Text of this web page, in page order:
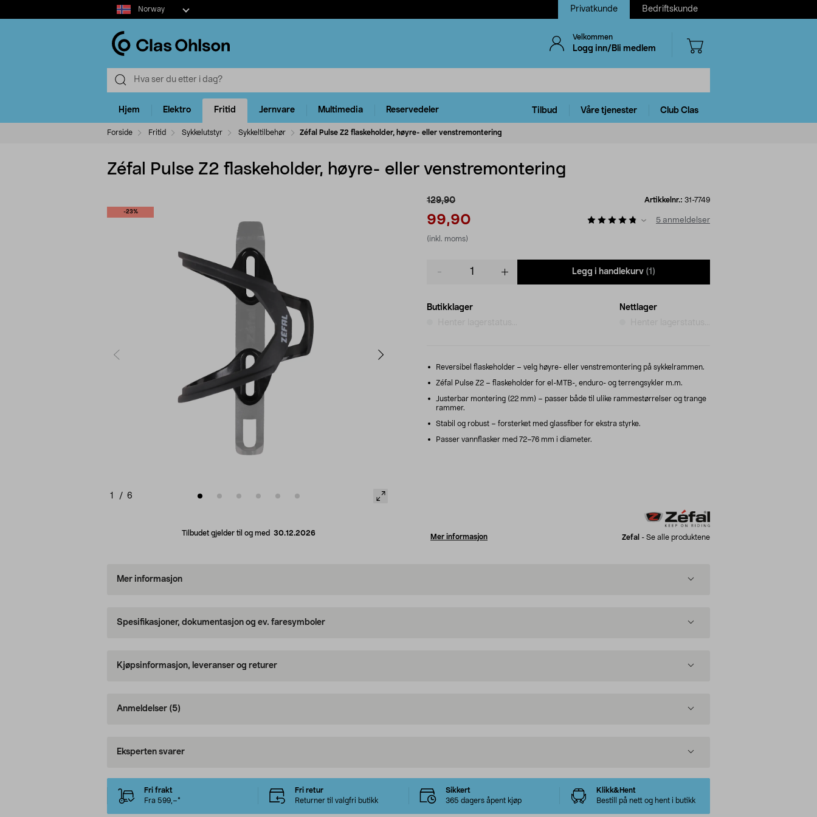
Select
market
Norway Privatkunde Bedriftskunde
Velkommen
Logg inn/Bli medlem
Hjem Elektro Fritid Jernvare Multimedia Reservedeler Tilbud Våre tjenester Club Clas
Forside Fritid Sykkelutstyr Sykkeltilbehør Zéfal Pulse Z2 flaskeholder, høyre- eller venstremontering
Zéfal Pulse Z2 flaskeholder, høyre- eller venstremontering
-23%
1 / 6
Tilbudet gjelder til og med 30.12.2026
129,90
99,90
(inkl. moms)
Artikkelnr.: 31-7749
5 anmeldelser
Legg i handlekurv (1)
Butikklager
Nettlager
Reversibel flaskeholder – velg høyre- eller venstremontering på sykkelrammen.
Zéfal Pulse Z2 – flaskeholder for el-MTB-, enduro- og terrengsykler m.m.
Justerbar montering (22 mm) – passer både til ulike rammestørrelser og trange
rammer.
Stabil og robust – forsterket med glassfiber for ekstra styrke.
Passer vannflasker med 72–76 mm i diameter.
Mer informasjon Zefal - Se alle produktene
Mer informasjon
Spesifikasjoner, dokumentasjon og ev. faresymboler
Kjøpsinformasjon, leveranser og returer
Anmeldelser (5)
Eksperten svarer
Fri frakt
Fra 599,–*
Fri retur
Returner til valgfri butikk
Sikkert
365 dagers åpent kjøp
Klikk&Hent
Bestill på nett og hent i butikk